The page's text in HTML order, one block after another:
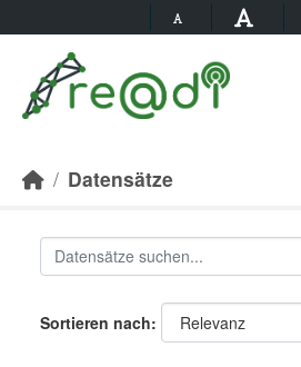
Datensätze
Sortieren nach